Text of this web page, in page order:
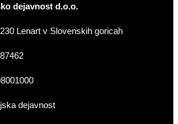
dejavnost d.o.o.
Lenart v Slovenskih goricah
dejavnost